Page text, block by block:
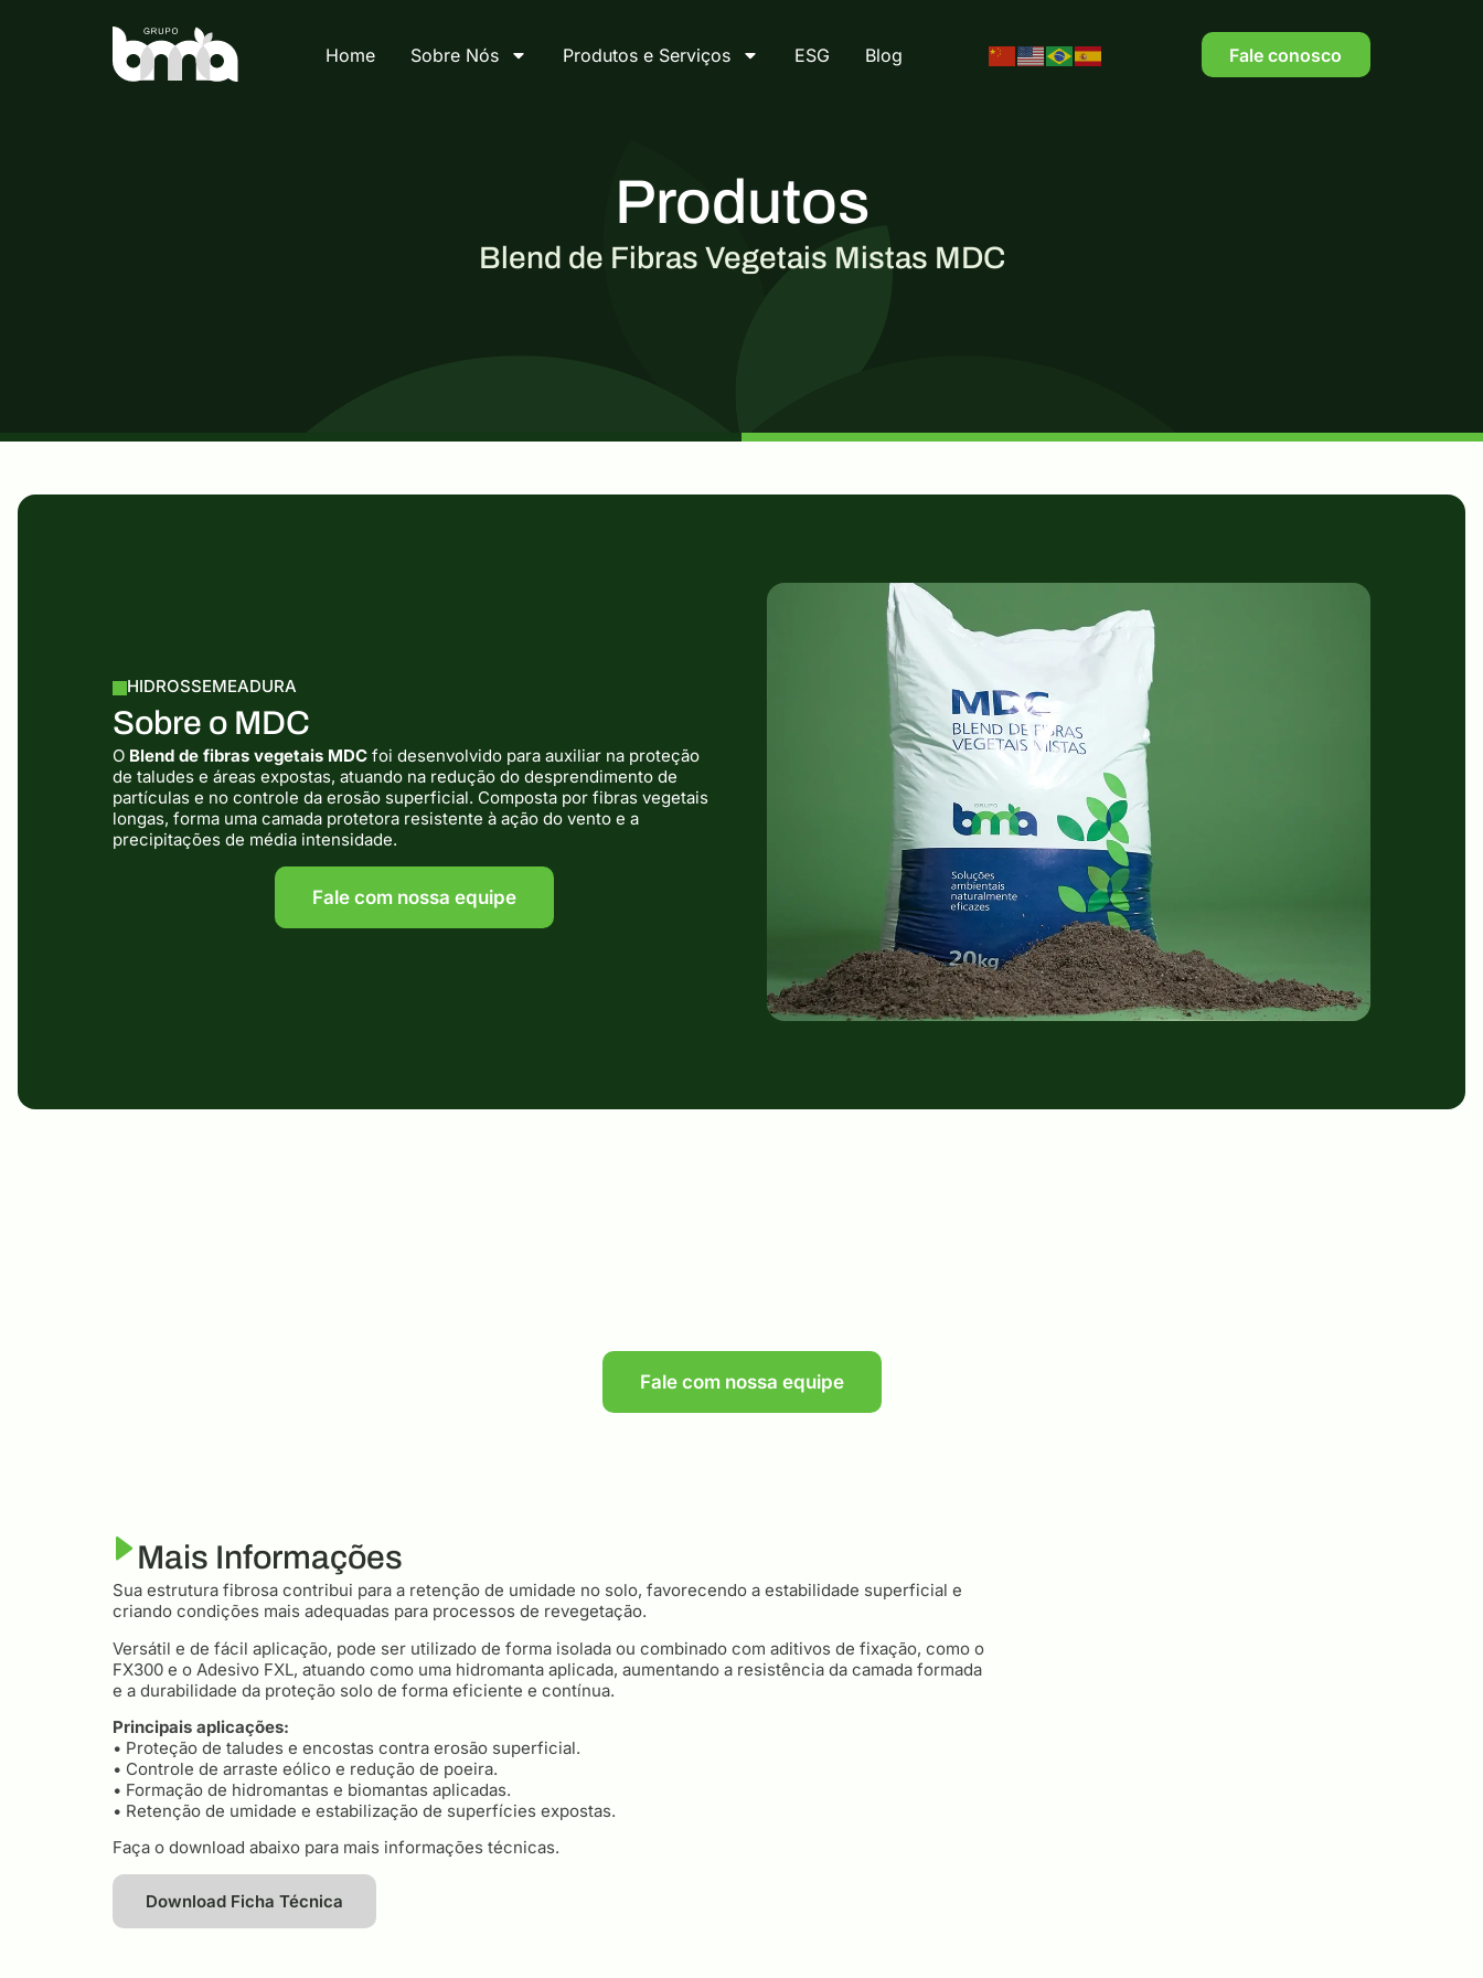
Home Sobre Nós Produtos e Serviços ESG Blog Fale conosco
Produtos
Blend de Fibras Vegetais Mistas MDC
HIDROSSEMEADURA
Sobre o MDC
O Blend de fibras vegetais MDC foi desenvolvido para auxiliar na proteção
de taludes e áreas expostas, atuando na redução do desprendimento de
partículas e no controle da erosão superficial. Composta por fibras vegetais
longas, forma uma camada protetora resistente à ação do vento e a
precipitações de média intensidade.
Fale com nossa equipe
Fale com nossa equipe
Mais Informações
Sua estrutura fibrosa contribui para a retenção de umidade no solo, favorecendo a estabilidade superficial e
criando condições mais adequadas para processos de revegetação.
Versátil e de fácil aplicação, pode ser utilizado de forma isolada ou combinado com aditivos de fixação, como o
FX300 e o Adesivo FXL, atuando como uma hidromanta aplicada, aumentando a resistência da camada formada
e a durabilidade da proteção solo de forma eficiente e contínua.
Principais aplicações:
• Proteção de taludes e encostas contra erosão superficial.
• Controle de arraste eólico e redução de poeira.
• Formação de hidromantas e biomantas aplicadas.
• Retenção de umidade e estabilização de superfícies expostas.
Faça o download abaixo para mais informações técnicas.
Download Ficha Técnica